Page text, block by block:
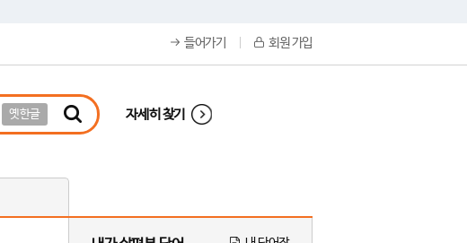
들어가기 회원 가입
옛한글 자세히 찾기